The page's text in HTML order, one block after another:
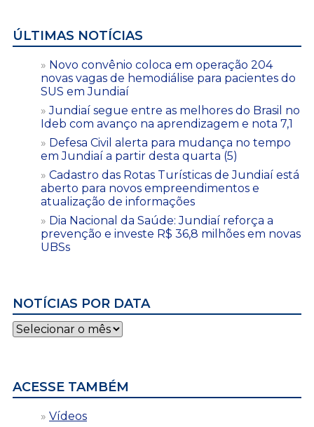
ÚLTIMAS NOTÍCIAS
Novo convênio coloca em operação 204
novas vagas de hemodiálise para pacientes do
SUS em Jundiaí
Jundiaí segue entre as melhores do Brasil no
Ideb com avanço na aprendizagem e nota 7,1
Defesa Civil alerta para mudança no tempo
em Jundiaí a partir desta quarta (5)
Cadastro das Rotas Turísticas de Jundiaí está
aberto para novos empreendimentos e
atualização de informações
Dia Nacional da Saúde: Jundiaí reforça a
prevenção e investe R$ 36,8 milhões em novas
UBSs
NOTÍCIAS POR DATA
Notícias
por
ACESSE TAMBÉM
Vídeos